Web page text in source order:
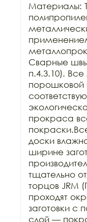
Материалы:
Сварные швы
п.4.3.10).
порошковой
прокраса
доски
ширине
тщательно
торцов JRM
проходят
заготовки
слой —